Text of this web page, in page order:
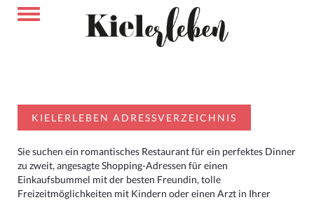
KIELERLEBEN ADRESSVERZEICHNIS
Sie suchen ein romantisches Restaurant für ein perfektes Dinner
zu zweit, angesagte Shopping-Adressen für einen
Einkaufsbummel mit der besten Freundin, tolle
Freizeitmöglichkeiten mit Kindern oder einen Arzt in Ihrer